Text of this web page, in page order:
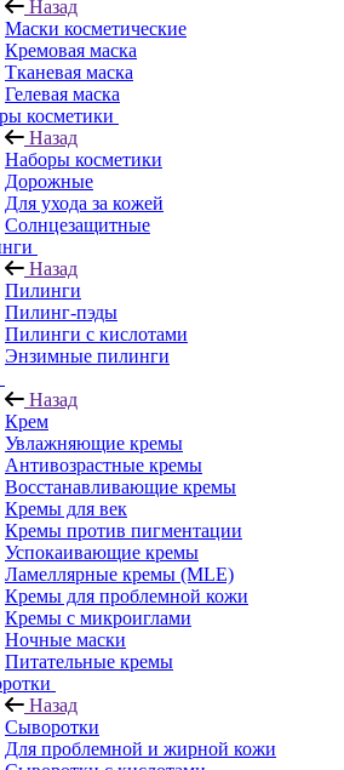
Назад
Маски косметические
Кремовая маска
Тканевая маска
Гелевая маска
косметики
Назад
Наборы косметики
Дорожные
Для ухода за кожей
Солнцезащитные
Назад
Пилинги
Пилинг-пэды
Пилинги с кислотами
Энзимные пилинги
Назад
Крем
Увлажняющие кремы
Антивозрастные кремы
Восстанавливающие кремы
Кремы для век
Кремы против пигментации
Успокаивающие кремы
Ламеллярные кремы (MLE)
Кремы для проблемной кожи
Кремы с микроиглами
Ночные маски
Питательные кремы
Назад
Сыворотки
Для проблемной и жирной кожи